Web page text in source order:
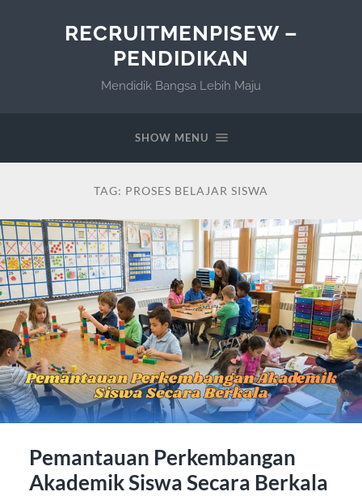
RECRUITMENPISEW –
PENDIDIKAN
Mendidik Bangsa Lebih Maju
SHOW MENU
TAG: PROSES BELAJAR SISWA
Pemantauan Perkembangan
Akademik Siswa Secara Berkala